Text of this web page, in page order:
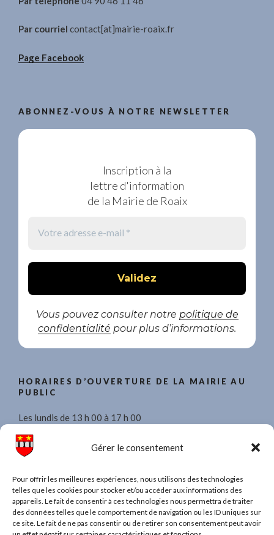
Gérer le consentement
Pour offrir les meilleures expériences, nous utilisons des technologies
telles que les cookies pour stocker et/ou accéder aux informations des
appareils. Le fait de consentir à ces technologies nous permettra de traiter
des données telles que le comportement de navigation ou les ID uniques sur
ce site. Le fait de ne pas consentir ou de retirer son consentement peut avoir
Par courriel contact[at]mairie-roaix.fr
Page Facebook
ABONNEZ-VOUS À NOTRE NEWSLETTER
Inscription à la
lettre d'information
de la Mairie de Roaix
Vous pouvez consulter notre politique de
confidentialité pour plus d’informations.
HORAIRES D’OUVERTURE DE LA MAIRIE AU
PUBLIC
Les lundis de 13 h 00 à 17 h 00
Les mercredis de 8 h 30 à 11 h 30 et de 13 h 00 à 17 h 00.
Les vendredis de 13 h 00 à 17 h 00
TAPEZ UN MOT POUR RECHERCHER DANS